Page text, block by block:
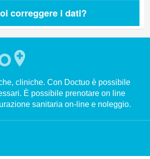
correggere i dati?
cliniche. Con Doctuo è possibile
È possibile prenotare on line
sanitaria on-line e noleggio.